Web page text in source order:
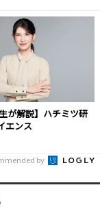
が解説】ハチミツ研
エンス
by